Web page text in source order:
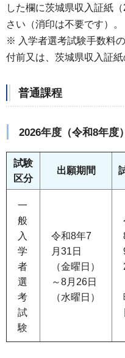
した欄に茨城県収入証紙
さい（消印は不要です）。
※ 入学者選考試験手数料
付前又は、茨城県収入証
普通課程
2026年度（令和8年度
試験
区分
出願期間
一
般
入
学
者
選
考
試
験
令和8年7
月31日
（金曜日）
～8月26日
（水曜日）